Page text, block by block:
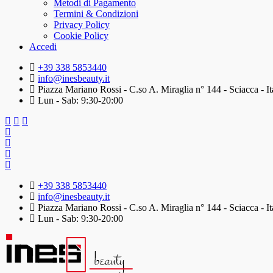
Metodi di Pagamento
Termini & Condizioni
Privacy Policy
Cookie Policy
Accedi
+39 338 5853440
info@inesbeauty.it
Piazza Mariano Rossi - C.so A. Miraglia n° 144 - Sciacca -
Lun - Sab: 9:30-20:00
+39 338 5853440
info@inesbeauty.it
Piazza Mariano Rossi - C.so A. Miraglia n° 144 - Sciacca -
Lun - Sab: 9:30-20:00